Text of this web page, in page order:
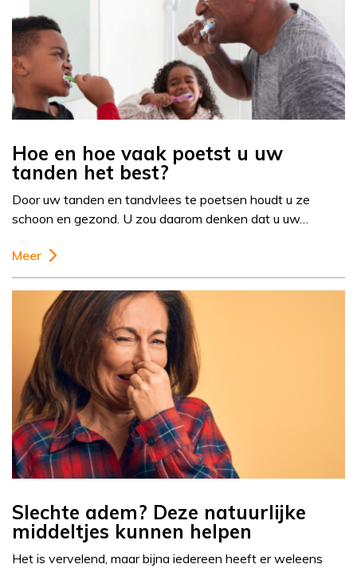
Hoe en hoe vaak poetst u uw
tanden het best?
Door uw tanden en tandvlees te poetsen houdt u ze
schoon en gezond. U zou daarom denken dat u uw…
Meer
Slechte adem? Deze natuurlijke
middeltjes kunnen helpen
Het is vervelend, maar bijna iedereen heeft er weleens